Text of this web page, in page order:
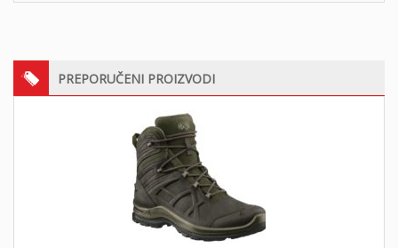
PREPORUČENI PROIZVODI